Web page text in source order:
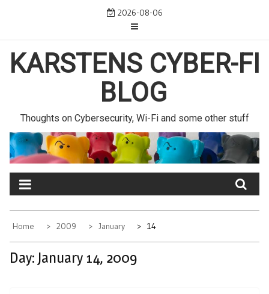
2026-08-06
KARSTENS CYBER-FI
BLOG
Thoughts on Cybersecurity, Wi-Fi and some other stuff
Home 2009 January 14
Day: January 14, 2009